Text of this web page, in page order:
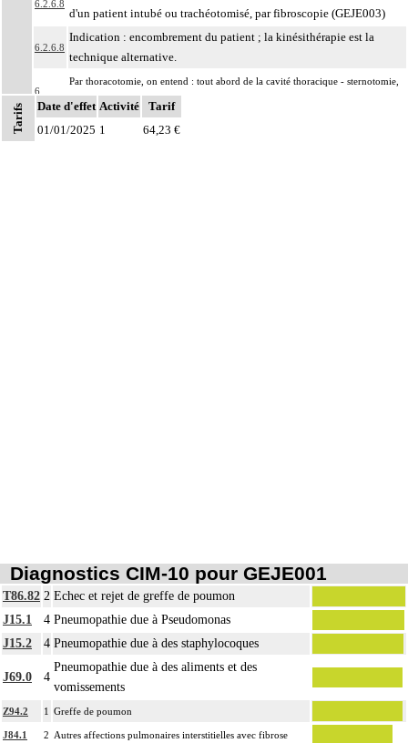
6.2.6.8
d'un patient intubé ou trachéotomisé, par fibroscopie (GEJE003)
6.2.6.8
Indication : encombrement du patient ; la kinésithérapie est la
technique alternative.
6
Par thoracotomie, on entend : tout abord de la cavité thoracique - sternotomie,
thoracotomie latérale, thoracotomie postérieure -.
La circulation extracorporelle [CEC] pour acte intrathoracique inclut, pour le
Tarifs Date d'effet Activité
Tarif
01/01/2025 1 64,23 €
Diagnostics CIM-10 pour GEJE001
T86.82 2 Echec et rejet de greffe de poumon
J15.1
4 Pneumopathie due à Pseudomonas
J15.2
4 Pneumopathie due à des staphylocoques
J69.0 4
Pneumopathie due à des aliments et des
vomissements
Z94.2 1 Greffe de poumon
J84.1 2 Autres affections pulmonaires interstitielles avec fibrose